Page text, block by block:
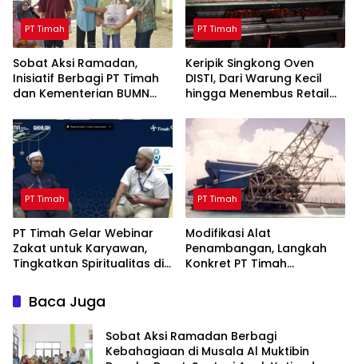
PT Timah
Sobat Aksi Ramadan,
Inisiatif Berbagi PT Timah
dan Kementerian BUMN
PT Timah
Keripik Singkong Oven
DISTI, Dari Warung Kecil
hingga Menembus Retail
PT Timah
PT Timah
PT Timah Gelar Webinar
Zakat untuk Karyawan,
Tingkatkan Spiritualitas di
PT Timah
Modifikasi Alat
Penambangan, Langkah
Konkret PT Timah
Baca Juga
Sobat Aksi Ramadan Berbagi
Kebahagiaan di Musala Al Muktibin